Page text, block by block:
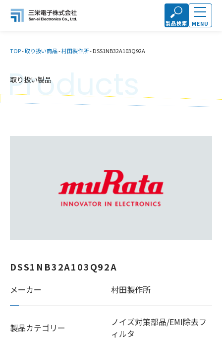
製品検索 MENU
TOP-取り扱い商品-村田製作所-DSS1NB32A103Q92A
取り扱い製品
Products
DSS1NB32A103Q92A
メーカー 村田製作所
製品カテゴリー
ノイズ対策部品/EMI除去フ
ィルタ